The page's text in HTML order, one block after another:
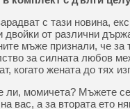
с тази новина,
двойки от различни
мъже признали, че за
за силната любов
когато жената до тях
ли, момичета? Мъжете
вас, а за втората ето